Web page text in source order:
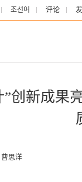
조선어 评论
创新成果
曹思洋